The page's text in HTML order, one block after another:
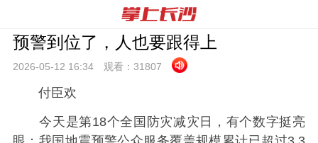
预警到位了，人也要跟得上
2026-05-12 16:34 观看： 31807
付臣欢
今天是第18个全国防灾减灾日，有个数字挺亮